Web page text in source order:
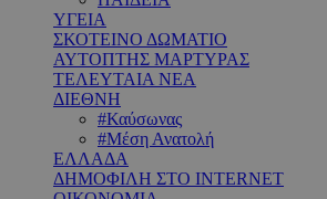
ΥΓΕΙΑ
ΣΚΟΤΕΙΝΟ ΔΩΜΑΤΙΟ
ΑΥΤΟΠΤΗΣ ΜΑΡΤΥΡΑΣ
ΤΕΛΕΥΤΑΙΑ ΝΕΑ
ΔΙΕΘΝΗ
#Καύσωνας
#Μέση Ανατολή
ΕΛΛΑΔΑ
ΔΗΜΟΦΙΛΗ ΣΤΟ INTERNET